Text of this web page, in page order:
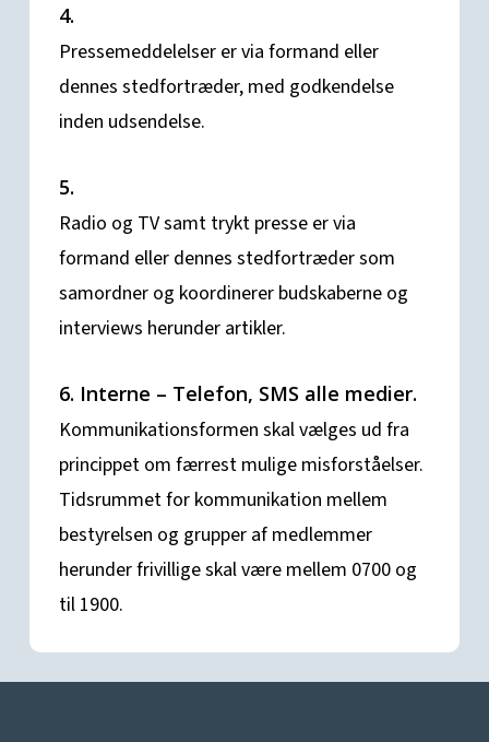
4.
Pressemeddelelser er via formand eller
dennes stedfortræder, med godkendelse
inden udsendelse.
5.
Radio og TV samt trykt presse er via
formand eller dennes stedfortræder som
samordner og koordinerer budskaberne og
interviews herunder artikler.
6. Interne – Telefon, SMS alle medier.
Kommunikationsformen skal vælges ud fra
princippet om færrest mulige misforståelser.
Tidsrummet for kommunikation mellem
bestyrelsen og grupper af medlemmer
herunder frivillige skal være mellem 0700 og
til 1900.